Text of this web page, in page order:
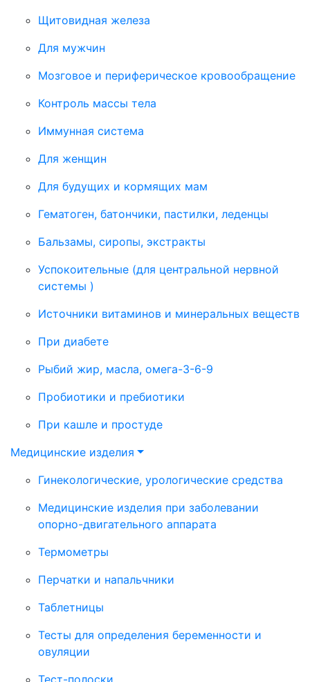
Щитовидная железа
Для мужчин
Мозговое и периферическое кровообращение
Контроль массы тела
Иммунная система
Для женщин
Для будущих и кормящих мам
Гематоген, батончики, пастилки, леденцы
Бальзамы, сиропы, экстракты
Успокоительные (для центральной нервной
системы )
Источники витаминов и минеральных веществ
При диабете
Рыбий жир, масла, омега-3-6-9
Пробиотики и пребиотики
При кашле и простуде
Медицинские изделия
Гинекологические, урологические средства
Медицинские изделия при заболевании
опорно-двигательного аппарата
Термометры
Перчатки и напальчники
Таблетницы
Тесты для определения беременности и
овуляции
Тест-полоски